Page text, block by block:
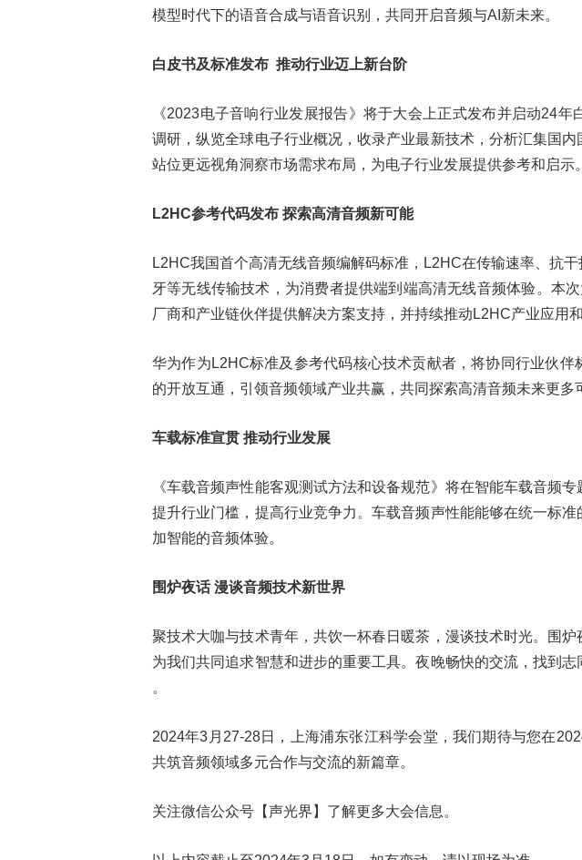
模型时代下的语音合成与语音识别，共同开启音频与AI新未来。
白皮书及标准发布 推动行业迈上新台阶
《2023电子音响行业发展报告》将于大会上正式发布并启动24
调研，纵览全球电子行业概况，收录产业最新技术，分析汇集国
站位更远视角洞察市场需求布局，为电子行业发展提供参考和启示。
L2HC参考代码发布 探索高清音频新可能
L2HC我国首个高清无线音频编解码标准，L2HC在传输速率、抗
牙等无线传输技术，为消费者提供端到端高清无线音频体验。本
厂商和产业链伙伴提供解决方案支持，并持续推动L2HC产业应用和
华为作为L2HC标准及参考代码核心技术贡献者，将协同行业伙
的开放互通，引领音频领域产业共赢，共同探索高清音频未来更多
车载标准宣贯 推动行业发展
《车载音频声性能客观测试方法和设备规范》将在智能车载音频
提升行业门槛，提高行业竞争力。车载音频声性能能够在统一标
加智能的音频体验。
围炉夜话 漫谈音频技术新世界
聚技术大咖与技术青年，共饮一杯春日暖茶，漫谈技术时光。围
为我们共同追求智慧和进步的重要工具。夜晚畅快的交流，找到
。
2024年3月27-28日，上海浦东张江科学会堂，我们期待与您在
共筑音频领域多元合作与交流的新篇章。
关注微信公众号【声光界】了解更多大会信息。